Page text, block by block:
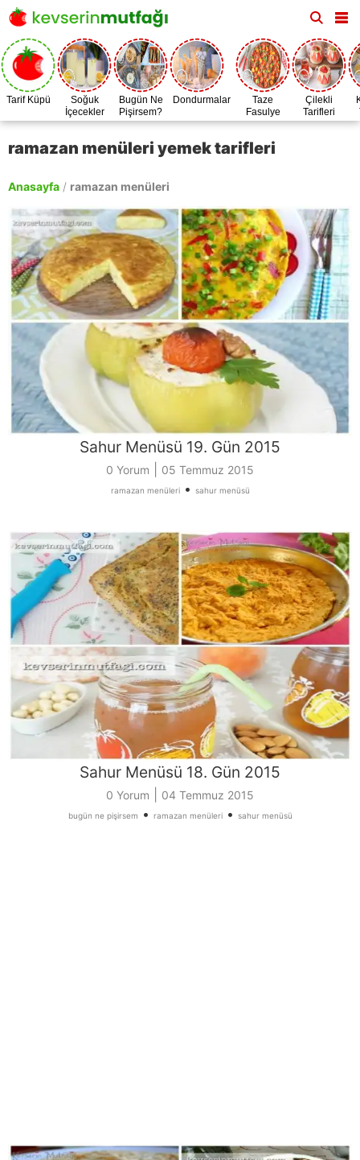
Tarif Küpü
Soğuk
İçecekler
Bugün Ne
Pişirsem?
Dondurmalar
Taze
Fasulye
Zamanı
Çilekli
Tarifleri
ramazan menüleri yemek tarifleri
Anasayfa / ramazan menüleri
Sahur Menüsü 19. Gün 2015
0 Yorum 05 Temmuz 2015
ramazan menüleri• sahur menüsü
Sahur Menüsü 18. Gün 2015
0 Yorum 04 Temmuz 2015
bugün ne pişirsem • ramazan menüleri• sahur menüsü